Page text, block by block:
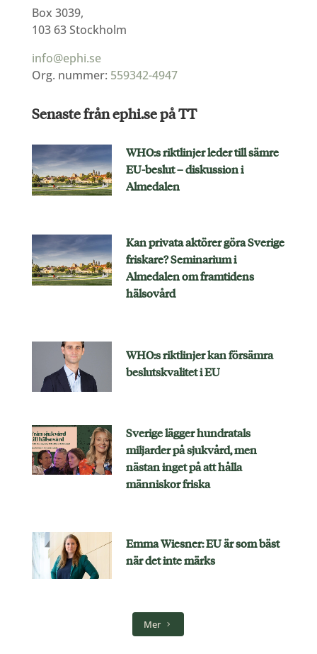
Box 3039,
103 63 Stockholm
info@ephi.se
Org. nummer: 559342-4947
Senaste från ephi.se på TT
WHO:s riktlinjer leder till sämre
EU-beslut – diskussion i
Almedalen
Kan privata aktörer göra Sverige
friskare? Seminarium i
Almedalen om framtidens
hälsovård
WHO:s riktlinjer kan försämra
beslutskvalitet i EU
Sverige lägger hundratals
miljarder på sjukvård, men
nästan inget på att hålla
människor friska
Emma Wiesner: EU är som bäst
när det inte märks
Mer